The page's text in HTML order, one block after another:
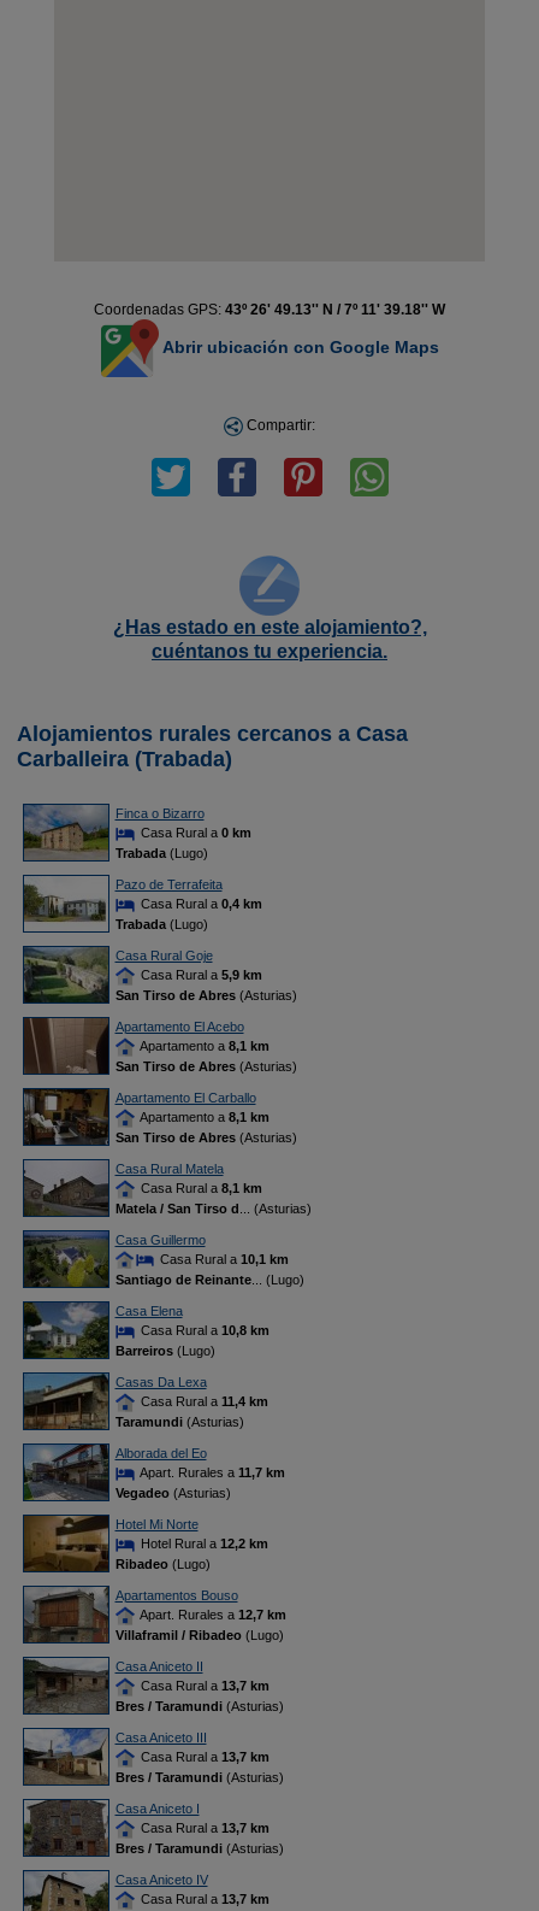
Coordenadas GPS: 43º 26' 49.13'' N / 7º 11' 39.18'' W
Abrir ubicación con Google Maps
Compartir:
¿Has estado en este alojamiento?,
cuéntanos tu experiencia.
Alojamientos rurales cercanos a Casa
Carballeira (Trabada)
Finca o Bizarro
Casa Rural a 0 km
Trabada(Lugo)
Pazo de Terrafeita
Casa Rural a 0,4 km
Trabada(Lugo)
Casa Rural Goje
Casa Rural a 5,9 km
San Tirso de Abres(Asturias)
Apartamento El Acebo
Apartamento a 8,1 km
San Tirso de Abres(Asturias)
Apartamento El Carballo
Apartamento a 8,1 km
San Tirso de Abres(Asturias)
Casa Rural Matela
Casa Rural a 8,1 km
Matela / San Tirso d ... (Asturias)
Casa Guillermo
Casa Rural a 10,1 km
Santiago de Reinante... (Lugo)
Casa Elena
Casa Rural a 10,8 km
Barreiros(Lugo)
Casas Da Lexa
Casa Rural a 11,4 km
Taramundi(Asturias)
Alborada del Eo
Apart. Rurales a 11,7 km
Vegadeo(Asturias)
Hotel Mi Norte
Hotel Rural a 12,2 km
Ribadeo(Lugo)
Apartamentos Bouso
Apart. Rurales a 12,7 km
Villaframil / Ribadeo(Lugo)
Casa Aniceto II
Casa Rural a 13,7 km
Bres / Taramundi(Asturias)
Casa Aniceto III
Casa Rural a 13,7 km
Bres / Taramundi(Asturias)
Casa Aniceto I
Casa Rural a 13,7 km
Bres / Taramundi(Asturias)
Casa Aniceto IV
Casa Rural a 13,7 km